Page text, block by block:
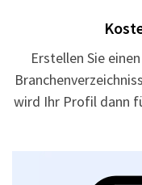
Erstellen Sie
wird Ihr Profil dann